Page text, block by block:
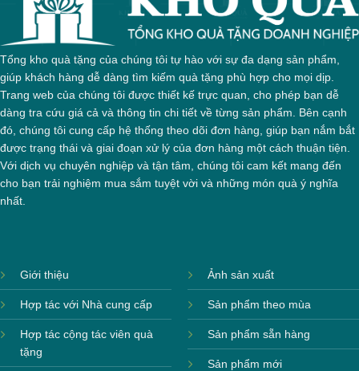
Tổng kho quà tặng của chúng tôi tự hào với sự đa dạng sản phẩm,
giúp khách hàng dễ dàng tìm kiếm quà tặng phù hợp cho mọi dịp.
Trang web của chúng tôi được thiết kế trực quan, cho phép bạn dễ
dàng tra cứu giá cả và thông tin chi tiết về từng sản phẩm. Bên cạnh
đó, chúng tôi cung cấp hệ thống theo dõi đơn hàng, giúp bạn nắm bắt
được trạng thái và giai đoạn xử lý của đơn hàng một cách thuận tiện.
Với dịch vụ chuyên nghiệp và tận tâm, chúng tôi cam kết mang đến
cho bạn trải nghiệm mua sắm tuyệt vời và những món quà ý nghĩa
nhất.
Giới thiệu
Hợp tác với Nhà cung cấp
Hợp tác cộng tác viên quà
tặng
Ảnh sản xuất
Sản phẩm theo mùa
Sản phẩm sẵn hàng
Sản phẩm mới